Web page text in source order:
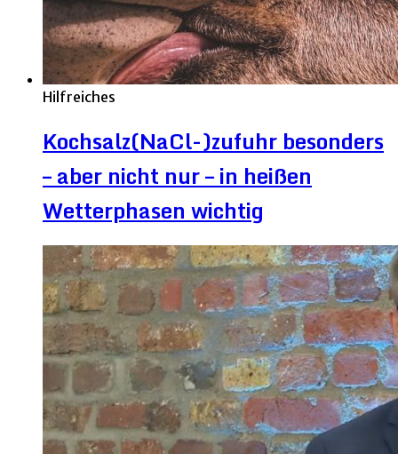
Hilfreiches
Kochsalz(NaCl-)zufuhr besonders
– aber nicht nur – in heißen
Wetterphasen wichtig